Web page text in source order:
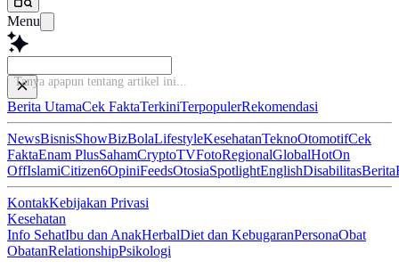
Menu
Tanya apapun tentang artikel
Berita UtamaCek FaktaTerkiniTerpopulerRekomendasi
NewsBisnisShowBizBolaLifestyleKesehatanTeknoOtomotifCek
FaktaEnam PlusSahamCryptoTVFotoRegionalGlobalHotOn
OffIslamiCitizen6OpiniFeedsOtosiaSpotlightEnglishDisabilitasBerita
KontakKebijakan Privasi
Kesehatan
Info SehatIbu dan AnakHerbalDiet dan KebugaranPersonaObat
ObatanRelationshipPsikologi